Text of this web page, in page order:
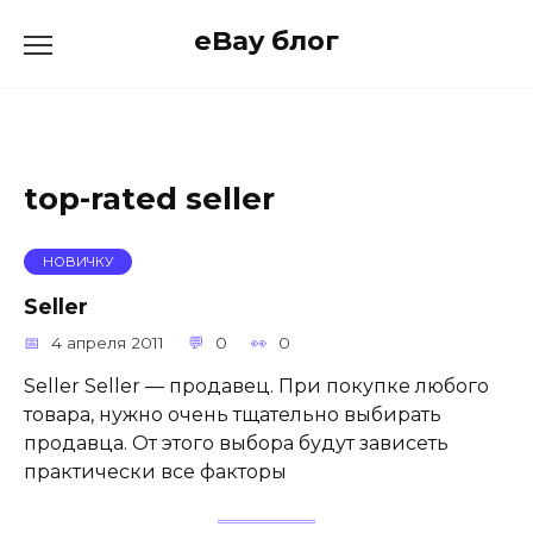
eBay блог
top-rated seller
НОВИЧКУ
Seller
4 апреля 2011 0 0
Seller Seller — продавец. При покупке любого
товара, нужно очень тщательно выбирать
продавца. От этого выбора будут зависеть
практически все факторы